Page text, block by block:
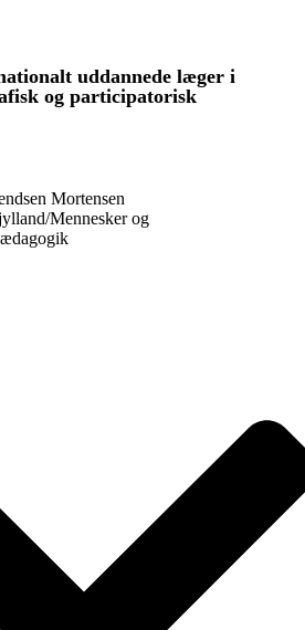
uddannede læger i
og participatorisk
Mortensen
Mennesker og